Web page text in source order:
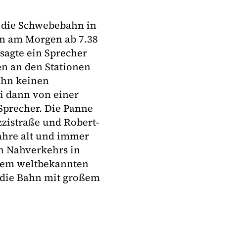
Schwebebahn in
am Morgen ab 7.38
ein Sprecher
an den Stationen
keinen
dann von einer
Die Panne
und Robert-
alt und immer
Nahverkehrs in
weltbekannten
Bahn mit großem